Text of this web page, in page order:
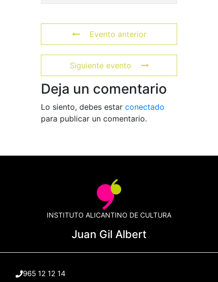
Evento anterior
Siguiente evento
Deja un comentario
Lo siento, debes estar conectado
para publicar un comentario.
INSTITUTO ALICANTINO DE CULTURA
Juan Gil Albert
965 12 12 14